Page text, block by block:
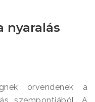
nyaralás
örvendenek a